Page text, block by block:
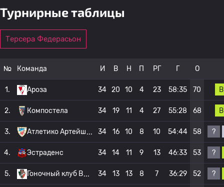
Турнирные таблицы
Терсера Федерасьон
№ Команда И В Н П РГ Г О
1. Ароза 34 20 10 4 23 58:35 70 В
2. Компостела 34 19 11 4 27 55:28 68 В
3. Атлетико Артейш 34 16 10 8 10 54:44 58 ?
4. Эстраденс 34 14 11 9 13 46:33 53 ?
5. Гоночный клуб В 34 13 13 8 7 36:29 52 ?